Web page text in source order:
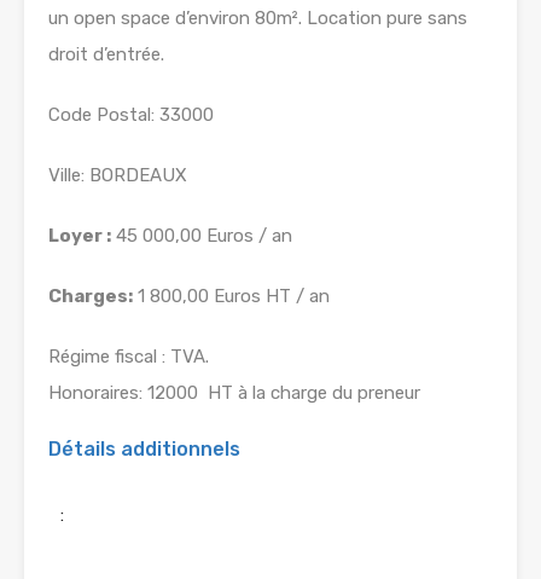
un open space d’environ 80m². Location pure sans
droit d’entrée.
Code Postal: 33000
Ville: BORDEAUX
Loyer : 45 000,00 Euros / an
Charges: 1 800,00 Euros HT / an
Régime fiscal : TVA.
Honoraires: 12000  HT à la charge du preneur
Détails additionnels
: